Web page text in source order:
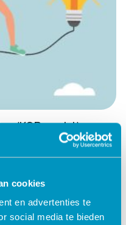
cookies
en advertenties te
social media te bieden
(KOP-model)